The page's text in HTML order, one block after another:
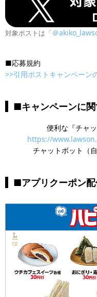
対象ポストは「＠
■応募規約
>>引用ポストキャンペーン
■キャンペーンに
便利な『チャ
https://
チャットボット（
■アプリクーポン配